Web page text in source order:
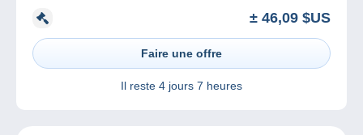
± 46,09 $US
Faire une offre
Il reste 4 jours 7 heures